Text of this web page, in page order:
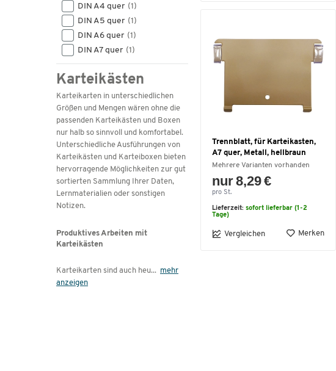
DIN A4 quer (1)
DIN A5 quer (1)
DIN A6 quer (1)
DIN A7 quer (1)
Karteikästen
Karteikarten in unterschiedlichen
Größen und Mengen wären ohne die
passenden Karteikästen und Boxen
nur halb so sinnvoll und komfortabel.
Unterschiedliche Ausführungen von
Karteikästen und Karteiboxen bieten
hervorragende Möglichkeiten zur gut
sortierten Sammlung Ihrer Daten,
Lernmaterialien oder sonstigen
Notizen.
Produktives Arbeiten mit
Karteikästen
Karteikarten sind auch heu... mehr
anzeigen
Trennblatt, für Karteikasten,
A7 quer, Metall, hellbraun
Mehrere Varianten vorhanden
nur 8,29 €
pro St.
Lieferzeit: sofort lieferbar (1-2
Tage)
Vergleichen Merken